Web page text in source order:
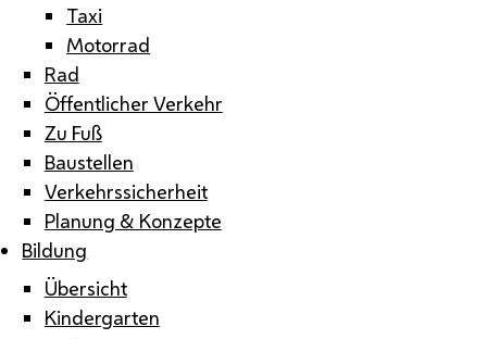
Taxi
Motorrad
Rad
Öffentlicher Verkehr
Zu Fuß
Baustellen
Verkehrssicherheit
Planung & Konzepte
Bildung
Übersicht
Kindergarten